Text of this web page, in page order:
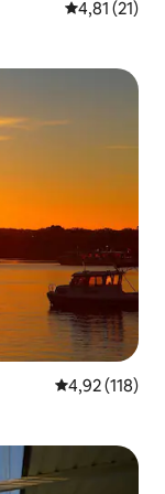
Gemiddelde
4,81 (21)
Gemiddelde
4,92 (118)